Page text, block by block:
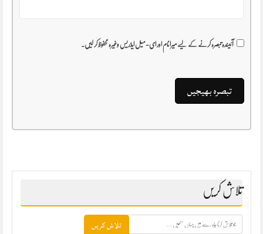
آئیندہ تبصرہ کرنے کے لیے میرا نام اور ای-میل ایڈریس وغیرہ محفوظ کر لیں۔
تلاش کریں